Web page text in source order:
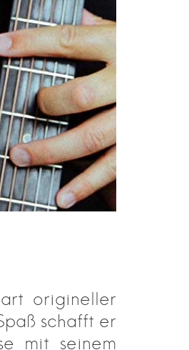
origineller
schafft er
mit seinem